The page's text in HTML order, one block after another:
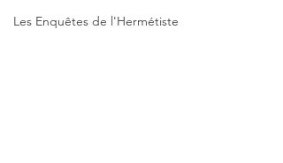
Les Enquêtes de l'Hermétiste